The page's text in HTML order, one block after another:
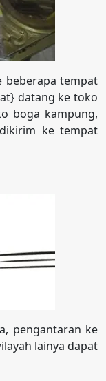
beberapa tempat
datang ke toko
boga kampung,
ke tempat
pengantaran ke
lainya dapat